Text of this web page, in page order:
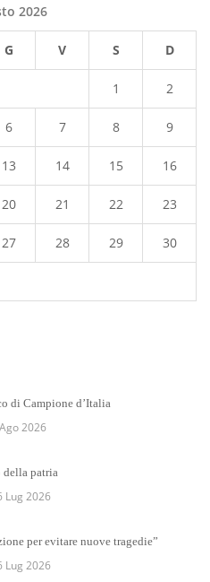
2026
G V S D
1 2
6 7 8 9
13 14 15 16
20 21 22 23
27 28 29 30
di Campione d’Italia
2026
della patria
Lug 2026
per evitare nuove tragedie”
Lug 2026